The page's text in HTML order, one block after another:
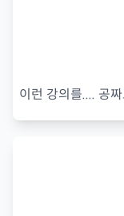
이런 강의를.... 공